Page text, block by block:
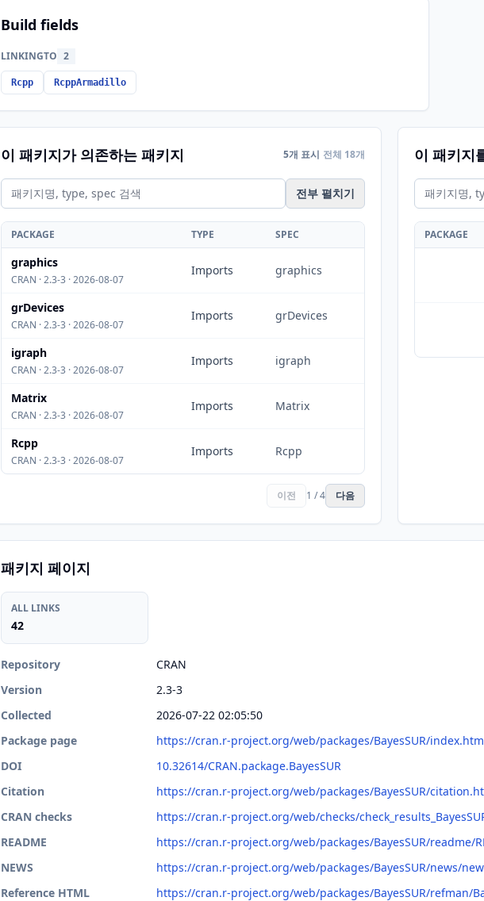
Build fields
LINKINGTO 2
Rcpp RcppArmadillo
이 패키지가 의존하는 패키지 5개 표시 전체 18개
전부 펼치기
PACKAGE TYPE SPEC
graphics
CRAN · 2.3-3 · 2026-08-07
Imports graphics
grDevices
CRAN · 2.3-3 · 2026-08-07
Imports grDevices
igraph
CRAN · 2.3-3 · 2026-08-07
Imports igraph
Matrix
CRAN · 2.3-3 · 2026-08-07
Imports Matrix
Rcpp
CRAN · 2.3-3 · 2026-08-07
Imports Rcpp
이전 1 / 4 다음
이 패키지
PACKAGE
패키지 페이지
ALL LINKS
42
Repository
CRAN
Version
2.3-3
Collected
2026-07-22 02:05:50
Package page
https://cran.r-project.org/web/packages/BayesSUR/
DOI
10.32614/CRAN.package.BayesSUR
Citation
https://cran.r-project.org/web/packages/BayesSUR/
CRAN checks
https://cran.r-project.org/web/checks/
README
https://cran.r-project.org/web/packages/BayesSUR/readme/
NEWS
https://cran.r-project.org/web/packages/BayesSUR/news/
Reference HTML
https://cran.r-project.org/web/packages/BayesSUR/refman/